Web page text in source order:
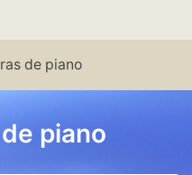
de piano
piano